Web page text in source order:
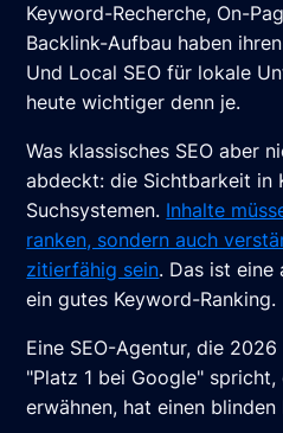
Keyword-Recherche, On-
Backlink-Aufbau haben
Und Local SEO für lokale
heute wichtiger denn je.
Was klassisches SEO aber
abdeckt: die Sichtbarkeit in
Suchsystemen. Inhalte
ranken, sondern auch
zitierfähig sein. Das ist eine
ein gutes Keyword-Ranking.
Eine SEO-Agentur, die
"Platz 1 bei Google"
erwähnen, hat einen blinden